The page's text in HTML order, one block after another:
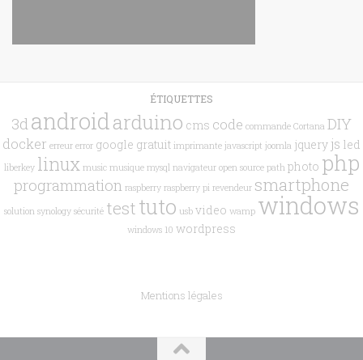
ÉTIQUETTES
3dandroidarduino cms code commande Cortana DIY
docker erreur error google gratuit imprimante javascript joomla jquery js led
liberkey linux music musique mysql navigateur open source path photo php
programmation raspberry raspberry pi revendeur smartphone
solution synology sécurité testtuto usb video wamp windows
windows 10 wordpress
Mentions légales